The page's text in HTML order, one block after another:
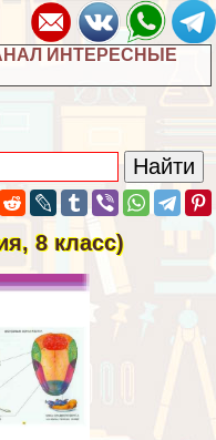
ИНТЕРЕСНЫЕ
8 класс)